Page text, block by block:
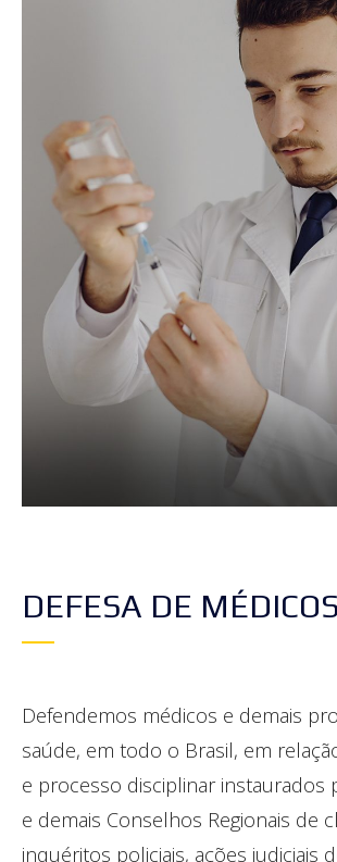
DEFESA DE MÉDICOS
Defendemos médicos e demais
saúde, em todo o Brasil, em
e processo disciplinar instaurados
e demais Conselhos Regionais de
inquéritos policiais, ações judiciais